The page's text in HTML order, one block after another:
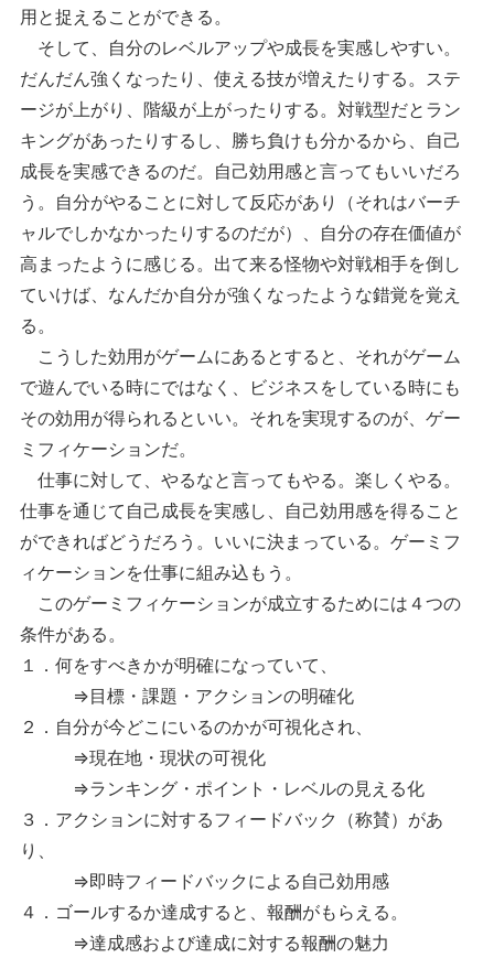
用と捉えることができる。
そして、自分のレベルアップや成長を実感しやすい。
だんだん強くなったり、使える技が増えたりする。ステ
ージが上がり、階級が上がったりする。対戦型だとラン
キングがあったりするし、勝ち負けも分かるから、自己
成長を実感できるのだ。自己効用感と言ってもいいだろ
う。自分がやることに対して反応があり（それはバーチ
ャルでしかなかったりするのだが）、自分の存在価値が
高まったように感じる。出て来る怪物や対戦相手を倒し
ていけば、なんだか自分が強くなったような錯覚を覚え
る。
こうした効用がゲームにあるとすると、それがゲーム
で遊んでいる時にではなく、ビジネスをしている時にも
その効用が得られるといい。それを実現するのが、ゲー
ミフィケーションだ。
仕事に対して、やるなと言ってもやる。楽しくやる。
仕事を通じて自己成長を実感し、自己効用感を得ること
ができればどうだろう。いいに決まっている。ゲーミフ
ィケーションを仕事に組み込もう。
このゲーミフィケーションが成立するためには４つの
条件がある。
１．何をすべきかが明確になっていて、
⇒目標・課題・アクションの明確化
２．自分が今どこにいるのかが可視化され、
⇒現在地・現状の可視化
⇒ランキング・ポイント・レベルの見える化
３．アクションに対するフィードバック（称賛）があ
り、
⇒即時フィードバックによる自己効用感
４．ゴールするか達成すると、報酬がもらえる。
⇒達成感および達成に対する報酬の魅力